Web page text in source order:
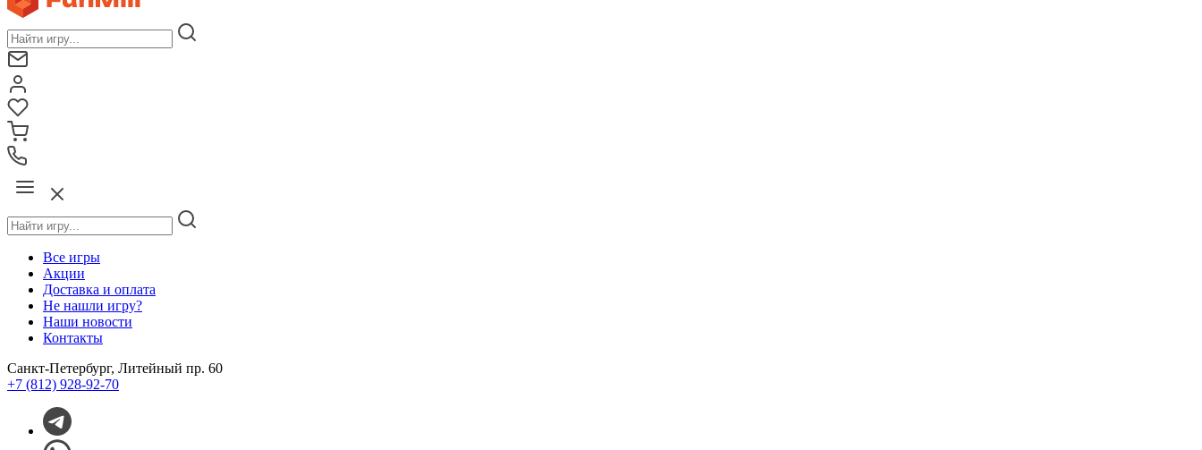
Все игры
Акции
Доставка и оплата
Не нашли игру?
Наши новости
Контакты
Санкт-Петербург, Литейный пр. 60
+7 (812) 928-92-70